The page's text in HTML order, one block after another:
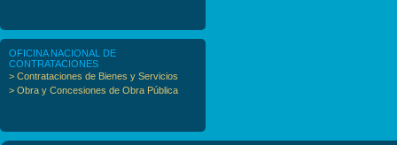
OFICINA NACIONAL DE
CONTRATACIONES
> Contrataciones de Bienes y Servicios
> Obra y Concesiones de Obra Pública